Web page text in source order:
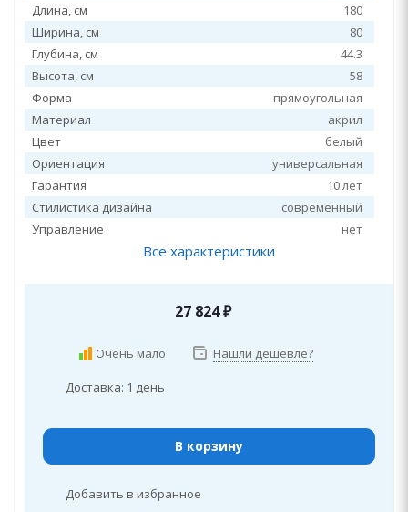
Длина, см
180
Ширина, см
80
Глубина, см
44.3
Высота, см
58
Форма
прямоугольная
Материал
акрил
Цвет
белый
Ориентация
универсальная
Гарантия
10 лет
Стилистика дизайна
современный
Управление
нет
Все характеристики
27 824₽
Очень мало Нашли дешевле?
Доставка: 1 день
В корзину
Добавить в избранное